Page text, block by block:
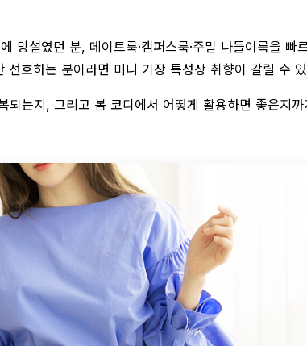
설였던 분, 데이트룩·캠퍼스룩·주말 나들이룩을
호하는 분이라면 미니 기장 특성상 취향이 갈릴 수
는지, 그리고 봄 코디에서 어떻게 활용하면 좋은지